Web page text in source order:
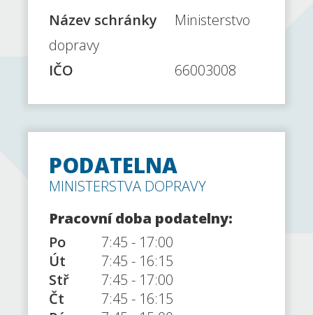
Název schránky
Ministerstvo
dopravy
IČO
66003008
PODATELNA
MINISTERSTVA DOPRAVY
Pracovní doba podatelny:
Po
7:45 - 17:00
Út
7:45 - 16:15
Stř
7:45 - 17:00
Čt
7:45 - 16:15